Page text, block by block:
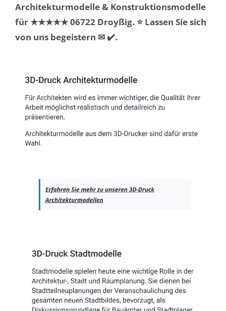
Architekturmodelle & Konstruktionsmodelle
für ★★★★★ 06722 Droyßig. ⭐ Lassen Sie sich
von uns begeistern ✉ ✔️.